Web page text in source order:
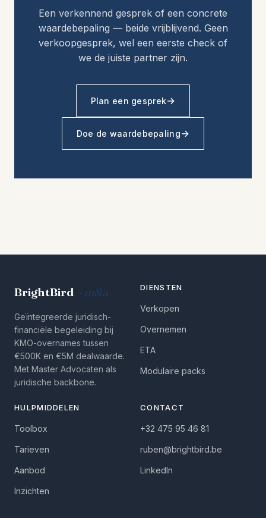
Een verkennend gesprek of een concrete
waardebepaling — beide vrijblijvend. Geen
verkoopgesprek, wel een eerste check of
we de juiste partner zijn.
Plan een gesprek
Doe de waardebepaling
BrightBird · m&a
Geïntegreerde juridisch-
financiële begeleiding bij
KMO-overnames tussen
€500K en €5M dealwaarde.
Met Master Advocaten als
juridische backbone.
DIENSTEN
Verkopen
Overnemen
ETA
Modulaire packs
HULPMIDDELEN
Toolbox
Tarieven
Aanbod
Inzichten
CONTACT
+32 475 95 46 81
ruben@brightbird.be
LinkedIn